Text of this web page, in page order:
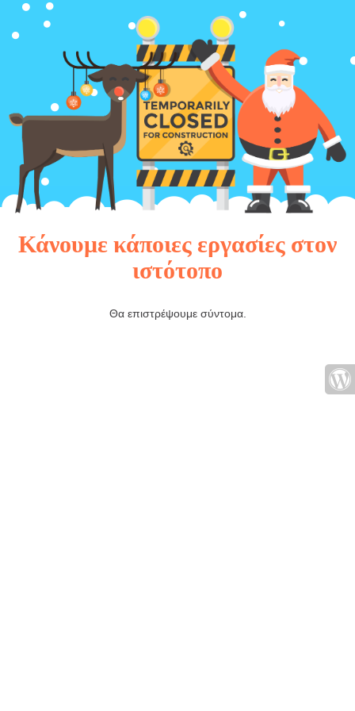
Κάνουμε κάποιες εργασίες στον
ιστότοπο
Θα επιστρέψουμε σύντομα.